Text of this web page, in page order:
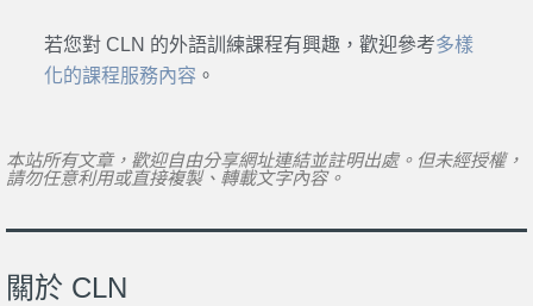
若您對 CLN 的外語訓練課程有興趣，歡迎參考多樣
化的課程服務內容 。
本站所有文章，歡迎自由分享網址連結並註明出處。但未經授權，
請勿任意利用或直接複製、轉載文字內容。
關於 CLN